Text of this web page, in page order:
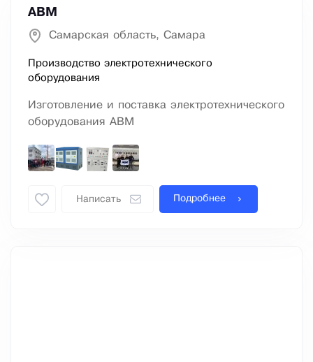
ABM
Самарская область, Самара
Производство электротехнического
оборудования
Изготовление и поставка электротехнического
оборудования АВМ
Написать Подробнее